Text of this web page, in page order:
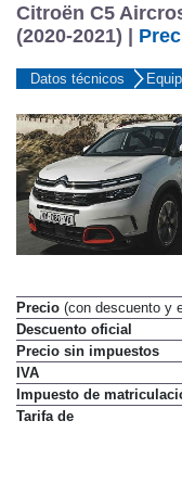
Citroën C5
(2020-2021) |
Datos técnicos
Precio (con descuento y
Descuento oficial
Precio sin impuestos
IVA
Impuesto de
Tarifa de